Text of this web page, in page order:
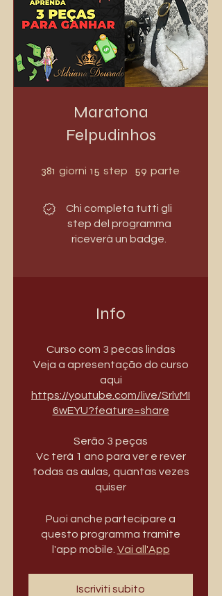
Maratona
Felpudinhos
381 giorni 381 giorni
15 step 15 step
59 partecipanti
Chi completa tutti gli
step del programma
riceverà un badge.
Info
Curso com 3 pecas lindas
Veja a apresentação do curso
https://youtube.com/live/SrlvMI
6wEYU?feature=share
Serão 3 peças
Vc terá 1 ano para ver e rever
todas as aulas, quantas vezes
quiser
Puoi anche partecipare a
questo programma tramite
l'app mobile. Vai all'App
Iscriviti subito